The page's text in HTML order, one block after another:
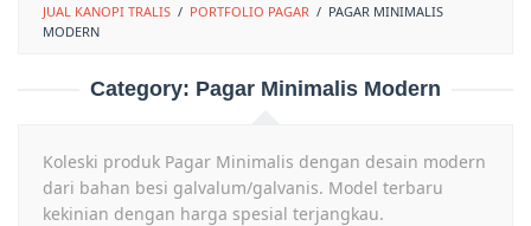
JUAL KANOPI TRALIS / PORTFOLIO PAGAR / PAGAR MINIMALIS
MODERN
Category: Pagar Minimalis Modern
Koleski produk Pagar Minimalis dengan desain modern
dari bahan besi galvalum/galvanis. Model terbaru
kekinian dengan harga spesial terjangkau.